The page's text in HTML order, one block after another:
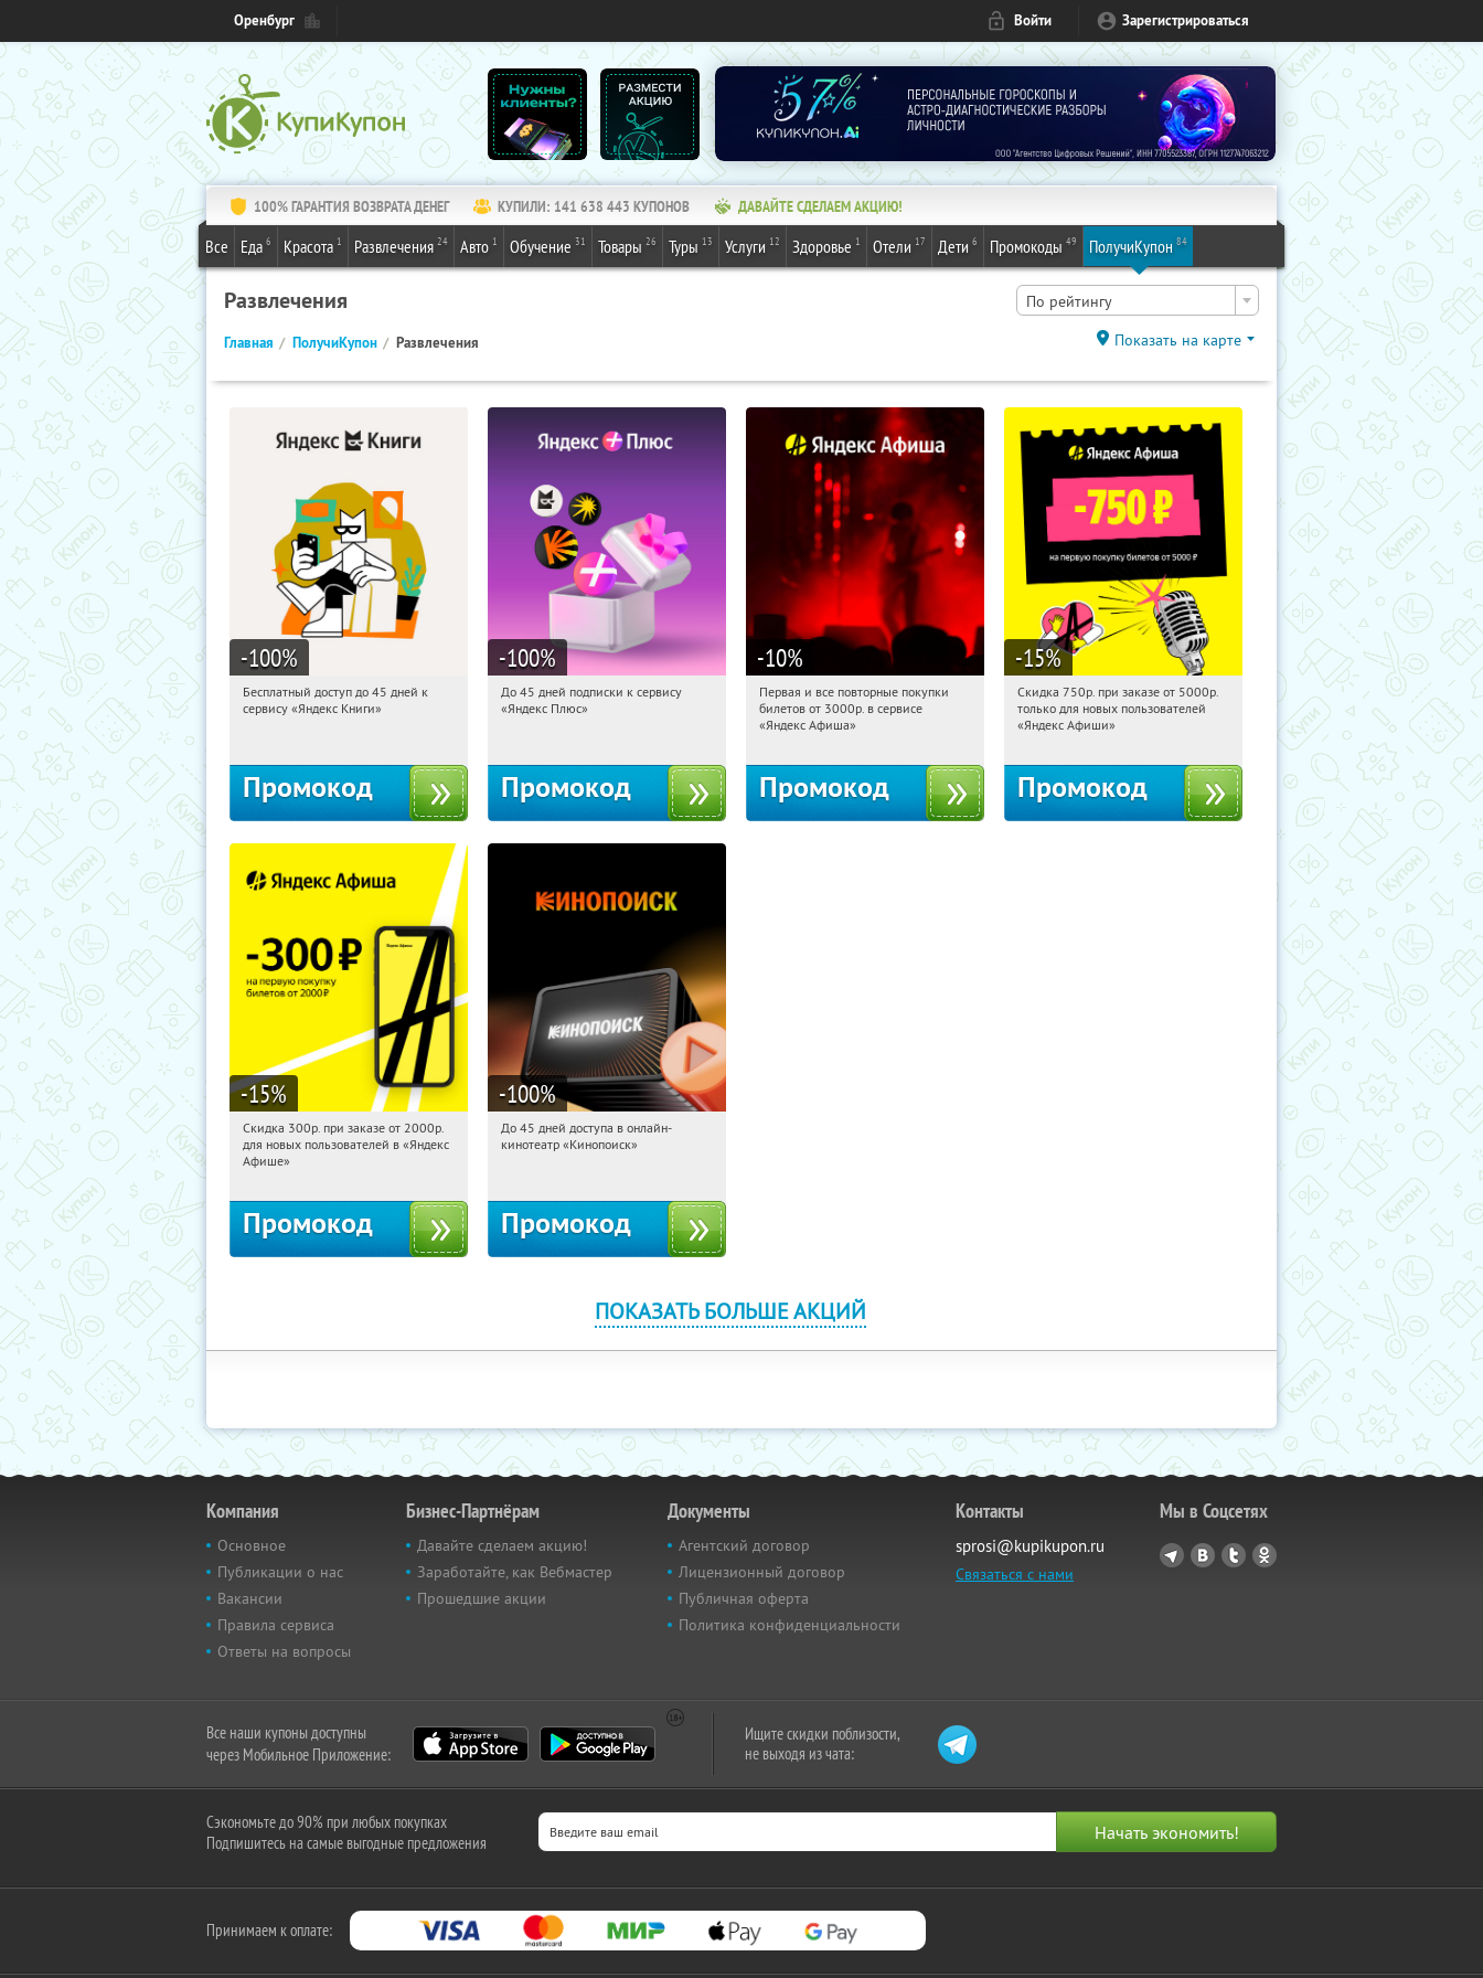
Оренбург Войти Зарегистрироваться
100% ГАРАНТИЯ ВОЗВРАТА ДЕНЕГ КУПИЛИ: 141 638 443 КУПОНОВ ДАВАЙТЕ СДЕЛАЕМ АКЦИЮ!
Все Еда 6 Красота 1 Развлечения 24 Авто 1 Обучение 31 Товары 26 Туры 13 Услуги 12 Здоровье 1 Отели 17 Дети 6 Промокоды 49 ПолучиКупон 84
Развлечения По рейтингу
Главная ПолучиКупон Развлечения Показать на карте
-100%
12:50:31
Получи первым!
Бесплатный доступ до 45 дней к
сервису «Яндекс Книги»
Промокод
-100%
12:50:31 Получили:
До 45 дней подписки к сервису
«Яндекс Плюс»
Промокод
-10%
12:50:31 Получили:
Россия
Первая и все повторные покупки
билетов от 3000р. в сервисе
«Яндекс Афиша»
Промокод
-15%
12:50:31 Получили:114
Россия
Скидка 750р. при заказе от 5000р.
только для новых пользователей
«Яндекс Афиши»
Промокод
-15%
12:50:31 Получили:65
Россия
Скидка 300р. при заказе от 2000р.
для новых пользователей в «Яндекс
Афише»
Промокод
-100%
12:50:31 Получили:
До 45 дней доступа в онлайн-
кинотеатр «Кинопоиск»
Промокод
ПОКАЗАТЬ БОЛЬШЕ АКЦИЙ
Компания
Основное
Публикации о нас
Вакансии
Правила сервиса
Ответы на вопросы
Бизнес-Партнёрам
Давайте сделаем акцию!
Заработайте, как Вебмастер
Прошедшие акции
Документы
Агентский договор
Лицензионный договор
Публичная оферта
Политика конфиденциальности
Контакты
sprosi@kupikupon.ru
Связаться с нами
Мы в Соцсетях
Все наши купоны доступны
через Мобильное Приложение:
Ищите скидки поблизости,
не выходя из чата:
Сэкономьте до 90% при любых покупках
Подпишитесь на самые выгодные предложения
Принимаем к оплате: